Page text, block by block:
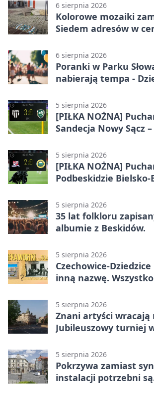
6 sierpnia 2026
Kolorowe mozaiki
Siedem adresów w
6 sierpnia 2026
Poranki w Parku
nabierają tempa -
5 sierpnia 2026
[PIŁKA NOŻNA]
Sandecja Nowy Sącz
5 sierpnia 2026
[PIŁKA NOŻNA]
Podbeskidzie Bielsko-
w Dankowicach
5 sierpnia 2026
35 lat folkloru
albumie z Beskidów.
5 sierpnia 2026
Czechowice-
inną nazwę. Wszystko
5 sierpnia 2026
Znani artyści wracają
Jubileuszowy turniej
5 sierpnia 2026
Pokrzywa zamiast
instalacji potrzebni są